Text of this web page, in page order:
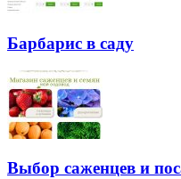
Барбарис в саду
Выбор саженцев и